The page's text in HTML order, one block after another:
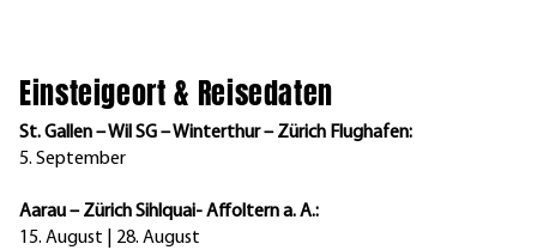
Einsteigeort & Reisedaten
St. Gallen – Wil SG – Winterthur – Zürich Flughafen:
5. September
Aarau – Zürich Sihlquai- Affoltern a. A.:
15. August | 28. August